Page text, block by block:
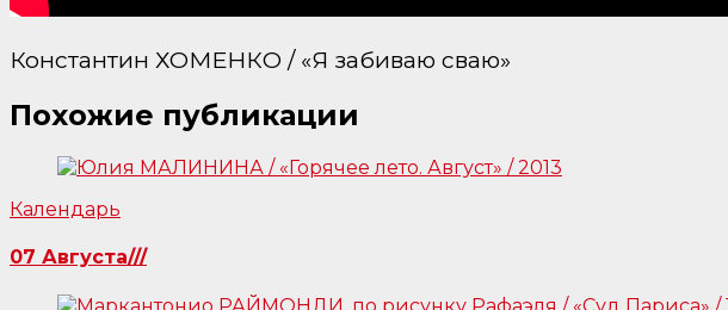
Константин ХОМЕНКО / «Я забиваю сваю»
Похожие публикации
Календарь
07 Августа///